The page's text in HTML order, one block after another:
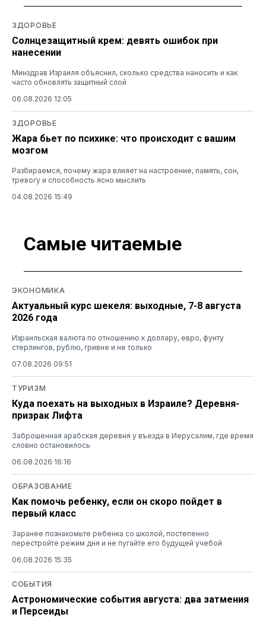
ЗДОРОВЬЕ
Солнцезащитный крем: девять ошибок при
нанесении
Минздрав Израиля объяснил, сколько средства наносить и как
часто обновлять защитный слой
06.08.2026 12:05
ЗДОРОВЬЕ
Жара бьет по психике: что происходит с вашим
мозгом
Разбираемся, почему жара влияет на настроение, память, сон,
тревогу и способность ясно мыслить
04.08.2026 15:49
Самые читаемые
ЭКОНОМИКА
Актуальный курс шекеля: выходные, 7-8 августа
2026 года
Израильская валюта по отношению к доллару, евро, фунту
стерлингов, рублю, гривне и не только
07.08.2026 09:51
ТУРИЗМ
Куда поехать на выходных в Израиле? Деревня-
призрак Лифта
Заброшенная арабская деревня у въезда в Иерусалим, где время
словно остановилось
06.08.2026 16:16
ОБРАЗОВАНИЕ
Как помочь ребенку, если он скоро пойдет в
первый класс
Заранее познакомьте ребенка со школой, постепенно
перестройте режим дня и не пугайте его будущей учебой
06.08.2026 15:35
СОБЫТИЯ
Астрономические события августа: два затмения
и Персеиды